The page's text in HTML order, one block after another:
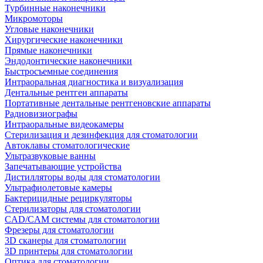
Турбинные наконечники
Микромоторы
Угловые наконечники
Хирургические наконечники
Прямые наконечники
Эндодонтические наконечники
Быстросъемные соединения
Интраоральная диагностика и визуализация
Дентальные рентген аппараты
Портативные дентальные рентгеновские аппараты
Радиовизиографы
Интраоральные видеокамеры
Стерилизация и дезинфекция для стоматологии
Автоклавы стоматологические
Ультразвуковые ванны
Запечатывающие устройства
Дистилляторы воды для стоматологии
Ультрафиолетовые камеры
Бактерицидные рециркуляторы
Стерилизаторы для стоматологии
CAD/CAM системы для стоматологии
Фрезеры для стоматологии
3D cканеры для стоматологии
3D принтеры для стоматологии